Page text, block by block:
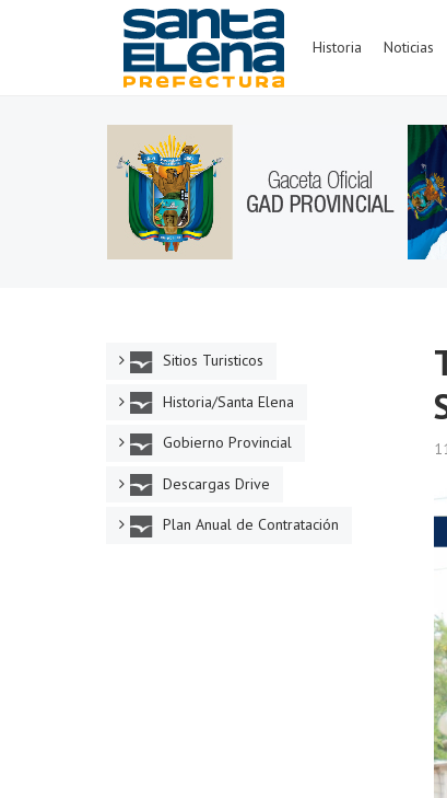
Historia Noticias
Sitios Turisticos
Historia/Santa Elena
Gobierno Provincial
Descargas Drive
Plan Anual de Contratación